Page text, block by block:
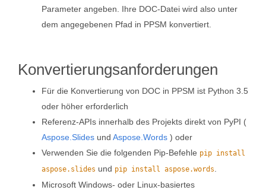
Parameter angeben. Ihre DOC-Datei wird also unter
dem angegebenen Pfad in PPSM konvertiert.
Konvertierungsanforderungen
Für die Konvertierung von DOC in PPSM ist Python 3.5
oder höher erforderlich
Referenz-APIs innerhalb des Projekts direkt von PyPI (
Aspose.Slides und Aspose.Words ) oder
Verwenden Sie die folgenden Pip-Befehle pip install
aspose.slides und pip install aspose.words
Microsoft Windows- oder Linux-basiertes